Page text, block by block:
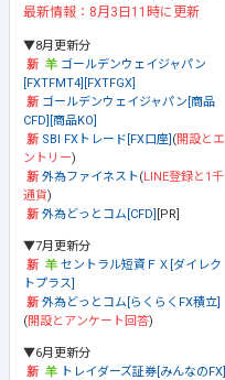
最新情報：8月3日11時に更新
▼8月更新分
ゴールデンウェイジャパン
[FXTFMT4][FXTFGX]
ゴールデンウェイジャパン[商品
CFD][商品KO]
SBI FXトレード[FX口座] (開設とエ
ントリー)
外為ファイネスト(LINE登録と1千
通貨)
外為どっとコム[CFD] [PR]
▼7月更新分
セントラル短資ＦＸ[ダイレク
トプラス]
外為どっとコム[らくらくFX積立]
(開設とアンケート回答)
▼6月更新分
トレイダーズ証券[みんなのFX]